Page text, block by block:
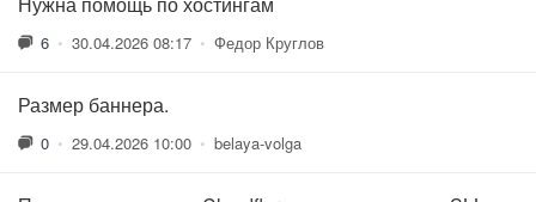
6 • 30.04.2026 08:17 • Федор Круглов
Размер баннера.
0 • 29.04.2026 10:00 • belaya-volga